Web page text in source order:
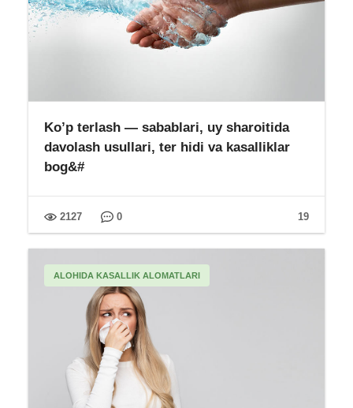
Ko’p terlash — sabablari, uy sharoitida
davolash usullari, ter hidi va kasalliklar
bog&#
19
2127 0
ALOHIDA KASALLIK ALOMATLARI